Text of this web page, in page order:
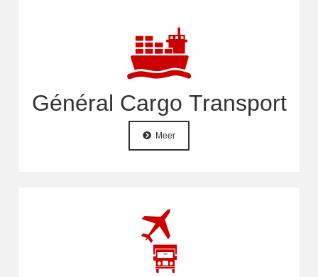
Général Cargo Transport
Meer